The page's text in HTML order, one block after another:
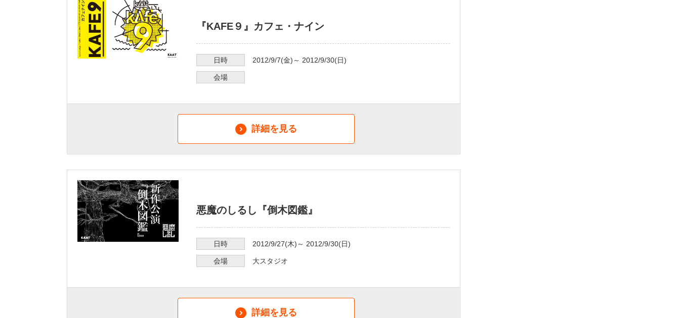
『KAFE９』カフェ・ナイン
日時 2012/9/7(金)～ 2012/9/30(日)
会場
詳細を見る
悪魔のしるし『倒木図鑑』
日時 2012/9/27(木)～ 2012/9/30(日)
会場 大スタジオ
詳細を見る